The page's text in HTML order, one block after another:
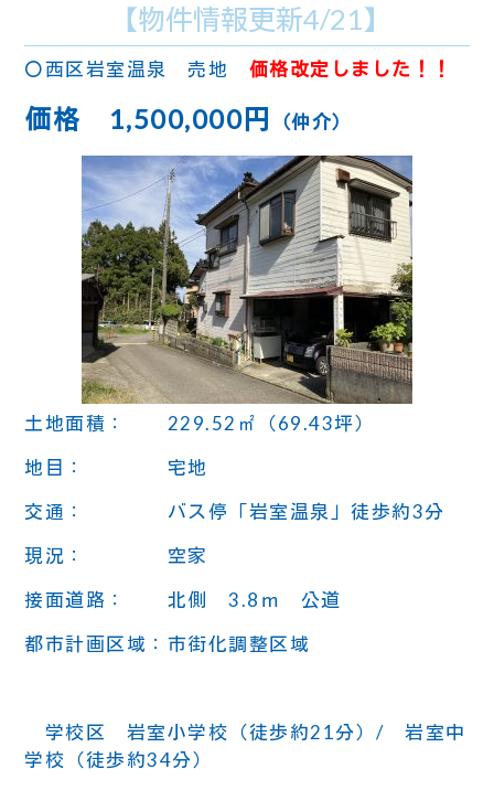
【物件情報更新4/21】
〇西区岩室温泉 売地 価格改定しました！！
価格 1,500,000 円 （仲介）
土地面積： 229.52㎡（69.43坪）
地目： 宅地
交通： バス停「岩室温泉」徒歩約3分
現況： 空家
接面道路： 北側 3.8ｍ 公道
都市計画区域：市街化調整区域
学校区 岩室小学校（徒歩約21分）/ 岩室中
学校（徒歩約34分）